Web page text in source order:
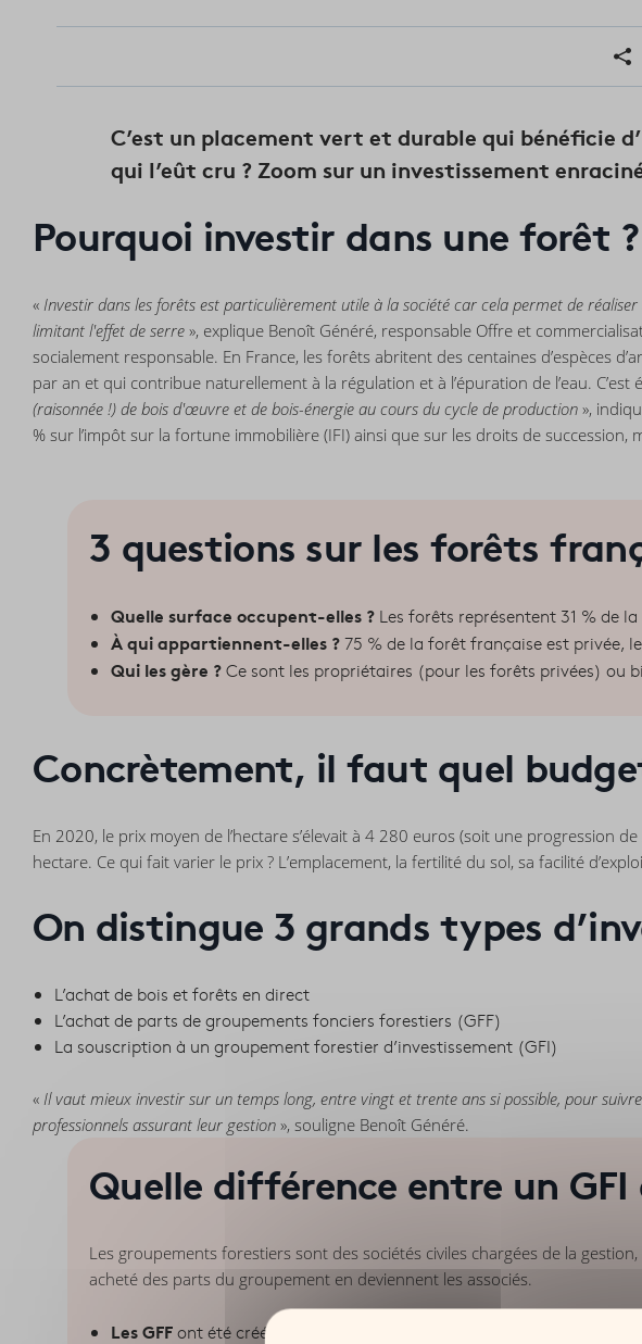
C’est un placement vert et durable qui bénéficie
qui l’eût cru ? Zoom sur un investissement
Pourquoi investir dans une forêt ?
« Investir dans les forêts est particulièrement utile à la société car cela permet de
limitant l'effet de serre », explique Benoît Généré, responsable Offre et
socialement responsable. En France, les forêts abritent des centaines d’espèces
par an et qui contribue naturellement à la régulation et à l’épuration de l’eau.
(raisonnée !) de bois d'œuvre et de bois-énergie au cours du cycle de production »,
% sur l’impôt sur la fortune immobilière (IFI) ainsi que sur les droits de succession,
3 questions sur les forêts
Quelle surface occupent-elles ? Les forêts représentent 31 % de
À qui appartiennent-elles ?75 % de la forêt française est privée,
Qui les gère ?Ce sont les propriétaires (pour les forêts privées) ou
Concrètement, il faut quel
En 2020, le prix moyen de l’hectare s’élevait à 4 280 euros (soit une
hectare. Ce qui fait varier le prix ? L’emplacement, la fertilité du sol, sa facilité
On distingue 3 grands types
L’achat de bois et forêts en direct
L’achat de parts de groupements fonciers forestiers (GFF)
La souscription à un groupement forestier d’investissement (GFI)
« Il vaut mieux investir sur un temps long, entre vingt et trente ans si possible, pour
professionnels assurant leur gestion », souligne Benoît Généré.
Quelle différence entre un GFI
Les groupements forestiers sont des sociétés civiles chargées de la
acheté des parts du groupement en deviennent les associés.
Les GFFont été créés en 1954 « pour favoriser le reboisement,